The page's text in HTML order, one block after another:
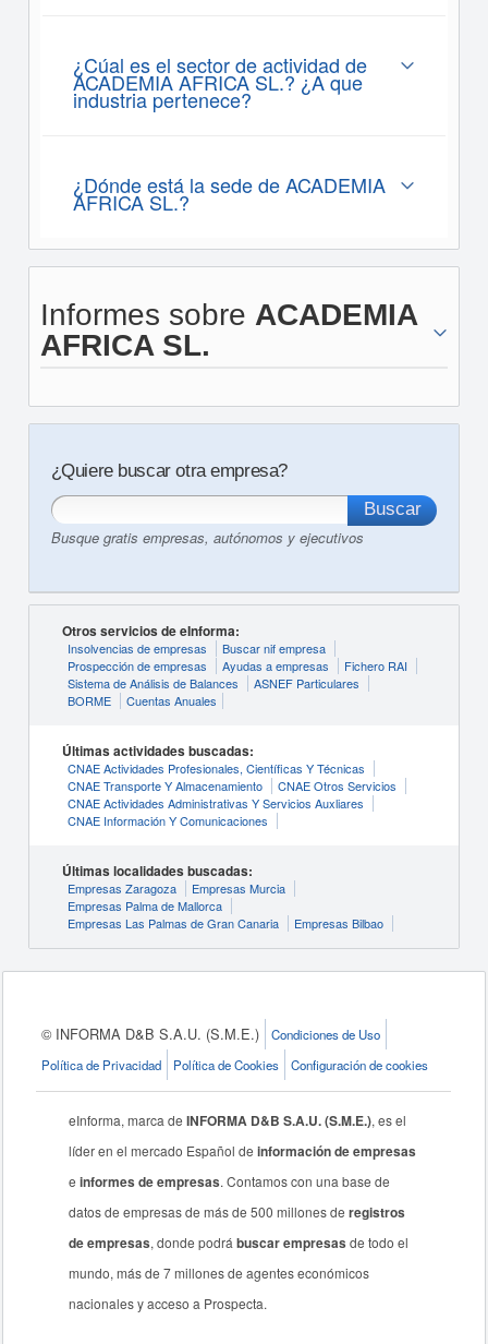
¿Cúal es el sector de actividad de
ACADEMIA AFRICA SL.? ¿A que
industria pertenece?
¿Dónde está la sede de ACADEMIA
AFRICA SL.?
Informes sobre ACADEMIA
AFRICA SL.
¿Quiere buscar otra empresa?
Busque gratis empresas, autónomos y ejecutivos
Otros servicios de eInforma:
Insolvencias de empresas
Buscar nif empresa
Prospección de empresas
Ayudas a empresas
Fichero RAI
Sistema de Análisis de Balances
ASNEF Particulares
BORME
Cuentas Anuales
Últimas actividades buscadas:
CNAE Actividades Profesionales, Científicas Y Técnicas
CNAE Transporte Y Almacenamiento
CNAE Otros Servicios
CNAE Actividades Administrativas Y Servicios Auxliares
CNAE Información Y Comunicaciones
Últimas localidades buscadas:
Empresas Zaragoza
Empresas Murcia
Empresas Palma de Mallorca
Empresas Las Palmas de Gran Canaria
Empresas Bilbao
© INFORMA D&B S.A.U. (S.M.E.)
Condiciones de Uso
Política de Privacidad
Política de Cookies Configuración de cookies
eInforma, marca deINFORMA D&B S.A.U. (S.M.E.), es el
líder en el mercado Español deinformación de empresas
einformes de empresas. Contamos con una base de
datos de empresas de más de 500 millones deregistros
de empresas, donde podrábuscar empresas de todo el
mundo, más de 7 millones de agentes económicos
nacionales y acceso a Prospecta.